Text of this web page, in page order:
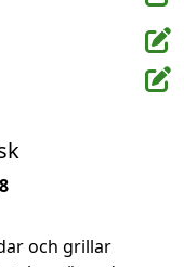
och grillar